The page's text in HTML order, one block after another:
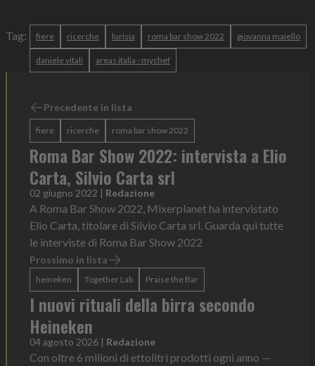
Tag: fiere ricerche lurisia roma bar show 2022 giovanna maiello
daniele vitali areas italia - mychef
Precedente in lista
fiere ricerche roma bar show 2022
Roma Bar Show 2022: intervista a Elio
Carta, Silvio Carta srl
02 giugno 2022 | Redazione
A Roma Bar Show 2022, Mixerplanet ha intervistato
Elio Carta, titolare di Silvio Carta srl. Guarda qui tutte
le interviste di Roma Bar Show 2022
Prossimo in lista
heineken Together Lab Praise the Bar
I nuovi rituali della birra secondo
Heineken
04 agosto 2026 | Redazione
Con oltre 6 milioni di ettolitri prodotti ogni anno —